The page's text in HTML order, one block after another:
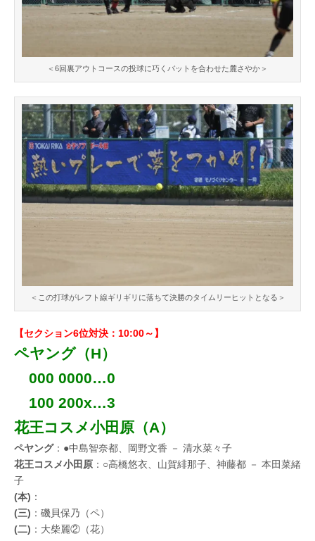
＜6回裏アウトコースの投球に巧くバットを合わせた麓さやか＞
＜この打球がレフト線ギリギリに落ちて決勝のタイムリーヒットとなる＞
【セクション6位対決：10:00～】
ペヤング（H）
000 0000…0
100 200x…3
花王コスメ小田原（A）
ペヤング：●中島智奈都、岡野文香 － 清水菜々子
花王コスメ小田原 ：○高橋悠衣、山賀緋那子、神藤都 － 本田菜緒
子
(本) ：
(三) ：磯貝保乃（ペ）
(二) ：大柴麗②（花）